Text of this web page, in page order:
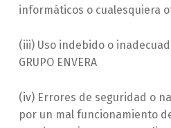
informáticos o cualesquiera
(iii) Uso indebido o
GRUPO ENVERA
(iv) Errores de seguridad o
por un mal funcionamiento